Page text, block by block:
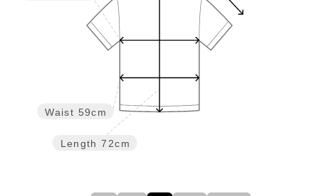
Length 72cm
Waist 59cm